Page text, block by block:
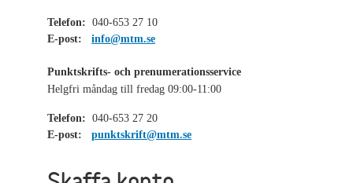
Telefon: 040-653 27 10
E-post:
info@mtm.se
Punktskrifts- och prenumerationsservice
Helgfri måndag till fredag 09:00-11:00
Telefon: 040-653 27 20
E-post:
punktskrift@mtm.se